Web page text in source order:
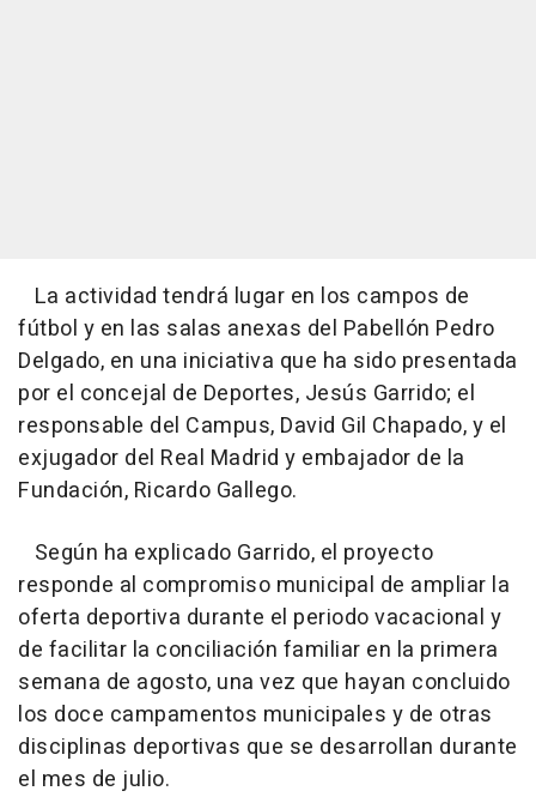
La actividad tendrá lugar en los campos de
fútbol y en las salas anexas del Pabellón Pedro
Delgado, en una iniciativa que ha sido presentada
por el concejal de Deportes, Jesús Garrido; el
responsable del Campus, David Gil Chapado, y el
exjugador del Real Madrid y embajador de la
Fundación, Ricardo Gallego.
Según ha explicado Garrido, el proyecto
responde al compromiso municipal de ampliar la
oferta deportiva durante el periodo vacacional y
de facilitar la conciliación familiar en la primera
semana de agosto, una vez que hayan concluido
los doce campamentos municipales y de otras
disciplinas deportivas que se desarrollan durante
el mes de julio.